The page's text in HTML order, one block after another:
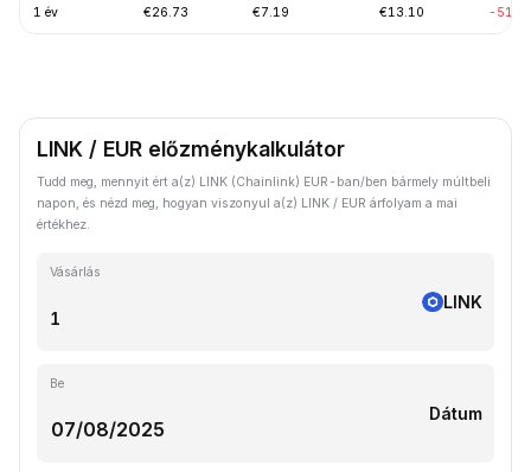
1 év €26.73 €7.19 €13.10 -
LINK / EUR előzménykalkulátor
Tudd meg, mennyit ért a(z) LINK (Chainlink) EUR-ban/ben bármely múltbeli
napon, és nézd meg, hogyan viszonyul a(z) LINK / EUR árfolyam a mai
értékhez.
Vásárlás
LINK
Be
Dátum